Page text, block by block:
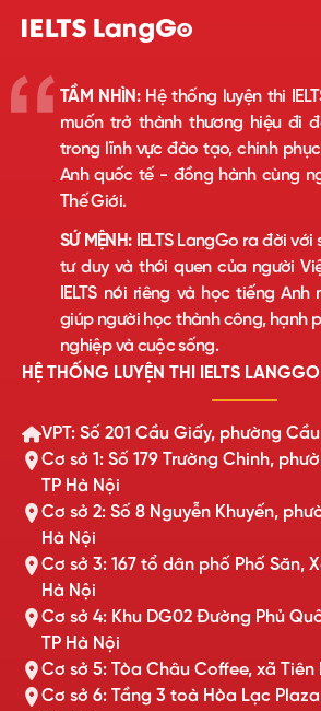
TẦM NHÌN:Hệ thống luyện thi
muốn trở thành thương hiệu đi
trong lĩnh vực đào tạo, chinh
Anh quốc tế - đồng hành cùng
Thế Giới.
SỨ MỆNH:IELTS LangGo ra đời với
tư duy và thói quen của người
IELTS nói riêng và học tiếng Anh
giúp người học thành công, hạnh
nghiệp và cuộc sống.
HỆ THỐNG LUYỆN THI IELTS LANGGO
VPT: Số 201 Cầu Giấy, phường
Cơ sở 1: Số 179 Trường Chinh,
TP Hà Nội
Cơ sở 2: Số 8 Nguyễn Khuyến,
Hà Nội
Cơ sở 3: 167 tổ dân phố Phố Săn,
Hà Nội
Cơ sở 4: Khu DG02 Đường Phủ
TP Hà Nội
Cơ sở 5: Tòa Châu Coffee, xã Tiên
Cơ sở 6: Tầng 3 toà Hòa Lạc